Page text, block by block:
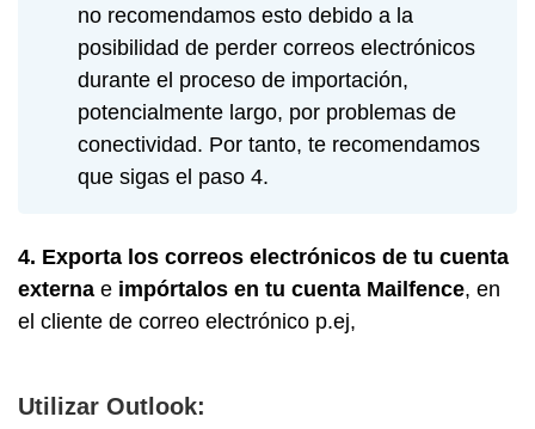
no recomendamos esto debido a la
posibilidad de perder correos electrónicos
durante el proceso de importación,
potencialmente largo, por problemas de
conectividad. Por tanto, te recomendamos
que sigas el paso 4.
4. Exporta los correos electrónicos de tu cuenta
externa e impórtalos en tu cuenta Mailfence, en
el cliente de correo electrónico p.ej,
Utilizar Outlook: